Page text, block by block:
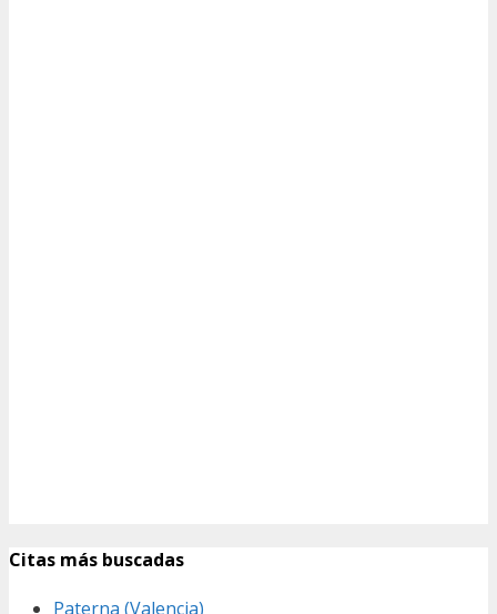
Citas más buscadas
Paterna (Valencia)